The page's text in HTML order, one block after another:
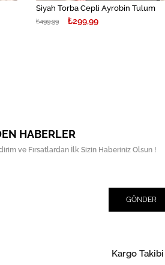
Siyah Torba Cepli Ayrobin Tulum
₺299,99
₺499,99
HABERLER
ve Fırsatlardan İlk Sizin Haberiniz Olsun !
GÖNDER
Kargo Takibi